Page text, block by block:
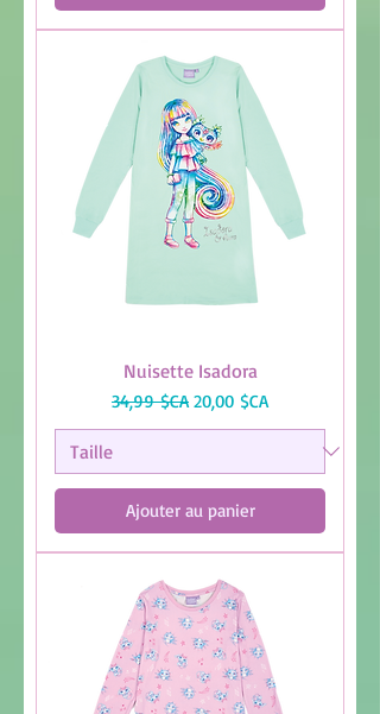
Nuisette Isadora
Prix original
34,99 $CA Prix promotionnel
20,00 $CA
Ajouter au panier